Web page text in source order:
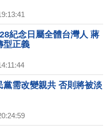
紀念日屬全體台灣人 蔣
型正義
黨需改變親共 否則將被淡